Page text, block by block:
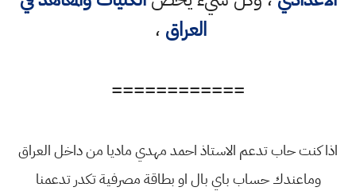
العراق ،
============
اذا كنت حاب تدعم الاستاذ احمد مهدي ماديا من داخل العراق
وماعندك حساب باي بال او بطاقة مصرفية تكدر تدعمنا